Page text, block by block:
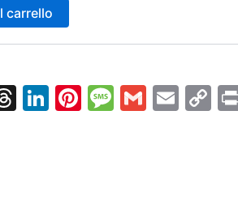
carrello
Threads
LinkedIn
Pinterest
Message
Gmail